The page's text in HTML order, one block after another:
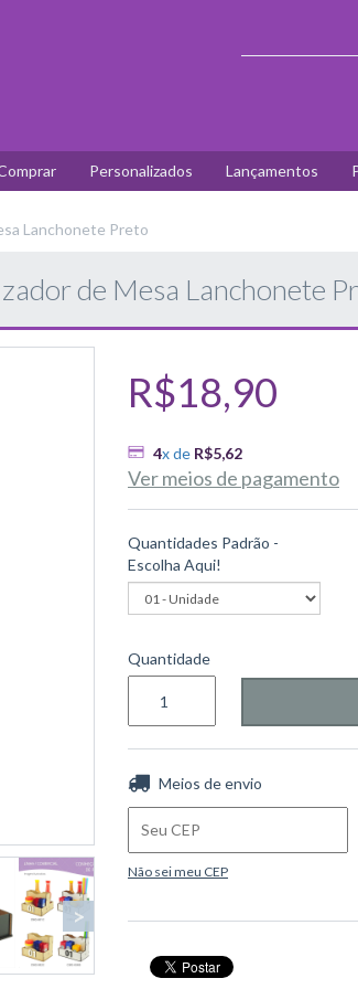
Personalizados Lançamentos
Lanchonete Preto
de Mesa Lanchonete
>
R$18,90
4x de R$5,62
Ver meios de pagamento
Quantidades Padrão -
Escolha Aqui!
Quantidade
Entregas para o CEP:
Meios de envio
Não sei meu CEP